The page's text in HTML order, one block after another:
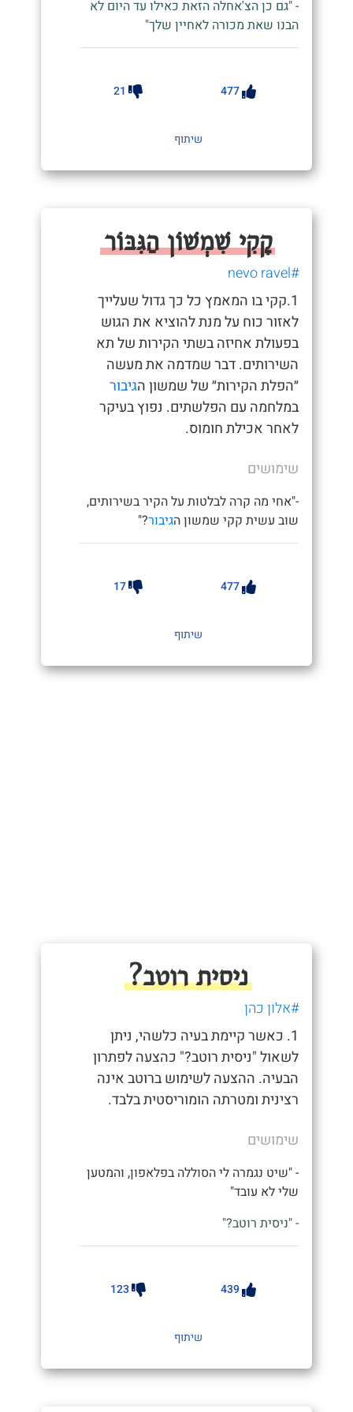
- "גם כן הצ'אחלה הזאת כאילו עד היום לא
הבנו שאת מכורה לאחיין שלך"
477
21
שיתוף
קָקִי שִׁמְשׁוֹן הַגִּבּוֹר
#nevo ravel
1.קקי בו המאמץ כל כך גדול שעלייך
לאזור כוח על מנת להוציא את הגוש
בפעולת אחיזה בשתי הקירות של תא
השירותים. דבר שמדמה את מעשה
״הפלת הקירות״ של שמשון הגיבור
במלחמה עם הפלשתים. נפוץ בעיקר
לאחר אכילת חומוס.
שימושים
-"אחי מה קרה לבלטות על הקיר בשירותים,
שוב עשית קקי שמשון הגיבור?"
477
17
שיתוף
ניסית רוטב?
#אלון כהן
1. כאשר קיימת בעיה כלשהי, ניתן
לשאול "ניסית רוטב?" כהצעה לפתרון
הבעיה. ההצעה לשימוש ברוטב אינה
רצינית ומטרתה הומוריסטית בלבד.
שימושים
- "שיט נגמרה לי הסוללה בפלאפון, והמטען
שלי לא עובד"
- "ניסית רוטב?"
439
123
שיתוף